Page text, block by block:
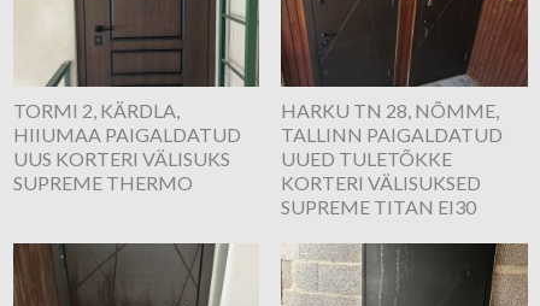
TORMI 2, KÄRDLA,
HIIUMAA PAIGALDATUD
UUS KORTERI VÄLISUKS
SUPREME THERMO
HARKU TN 28, NÕMME,
TALLINN PAIGALDATUD
UUED TULETÕKKE
KORTERI VÄLISUKSED
SUPREME TITAN EI30